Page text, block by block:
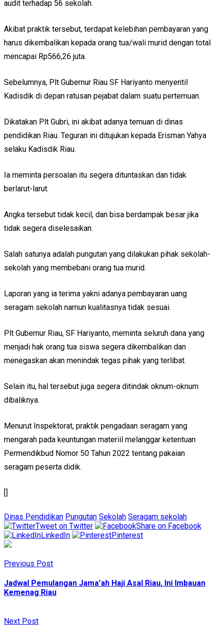
audit terhadap 56 sekolah.
Akibat praktik tersebut, terdapat kelebihan pembayaran yang
harus dikembalikan kepada orang tua/wali murid dengan total
mencapai Rp566,26 juta.
Sebelumnya, Plt Gubernur Riau SF Hariyanto menyentil
Kadisdik di depan ratusan pejabat dalam suatu pertemuan.
Dikatakan Plt Gubri, ini akibat adanya temuan di dinas
pendidikan Riau. Teguran ini ditujukan kepada Erisman Yahya
selaku Kadisdik Riau.
Ia meminta persoalan itu segera dituntaskan dan tidak
berlarut-larut.
Angka tersebut tidak kecil, dan bisa berdampak besar jika
tidak segera diselesaikan.
Salah satunya adalah pungutan yang dilakukan pihak sekolah-
sekolah yang membebani orang tua murid.
Laporan yang ia terima yakni adanya pembayaran uang
seragam sekolah namun kualitasnya tidak sesuai.
Plt Gubernur Riau, SF Hariyanto, meminta seluruh dana yang
menjadi hak orang tua siswa segera dikembalikan dan
menegaskan akan menindak tegas pihak yang terlibat.
Selain itu, hal tersebut juga segera ditindak oknum-oknum
dibaliknya.
Menurut Inspektorat, praktik pengadaan seragam yang
mengarah pada keuntungan materiil melanggar ketentuan
Permendikbud Nomor 50 Tahun 2022 tentang pakaian
seragam peserta didik.
[]
Dinas Pendidikan Pungutan Sekolah Seragam sekolah
Tweet on Twitter
Share on Facebook
LinkedIn
Pinterest
Previous Post
Jadwal Pemulangan Jama’ah Haji Asal Riau, Ini Imbauan
Kemenag Riau
Next Post